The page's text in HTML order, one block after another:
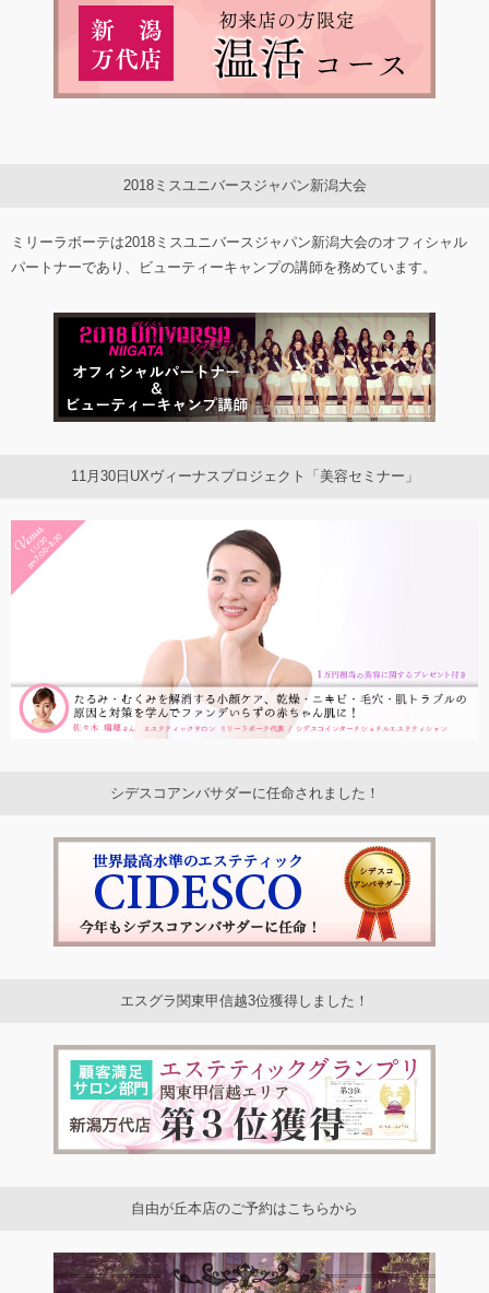
2018ミスユニバースジャパン新潟大会
ミリーラボーテは2018ミスユニバースジャパン新潟大会のオフィシャル
パートナーであり、ビューティーキャンプの講師を務めています。
11月30日UXヴィーナスプロジェクト「美容セミナー」
シデスコアンバサダーに任命されました！
エスグラ関東甲信越3位獲得しました！
自由が丘本店のご予約はこちらから